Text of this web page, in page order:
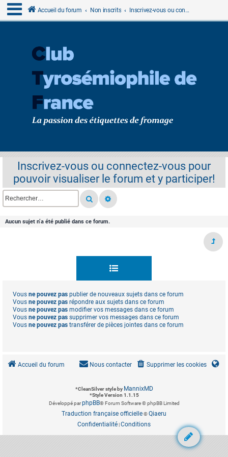
Accueil du forum Non inscrits Inscrivez-vous ou connectez-vous pour pouvoir visualiser le forum et y participer!
Inscrivez-vous ou connectez-vous pour
pouvoir visualiser le forum et y participer!
Aucun sujet n’a été publié dans ce forum.
Vous ne pouvez pas publier de nouveaux sujets dans ce forum
Vous ne pouvez pas répondre aux sujets dans ce forum
Vous ne pouvez pas modifier vos messages dans ce forum
Vous ne pouvez pas supprimer vos messages dans ce forum
Vous ne pouvez pas transférer de pièces jointes dans ce forum
Accueil du forum Supprimer les cookies
Nous contacter
*CleanSilver style by MannixMD
*Style Version 1.1.15
Développé parphpBB® Forum Software © phpBB Limited
Traduction française officielle©Qiaeru
Confidentialité Conditions